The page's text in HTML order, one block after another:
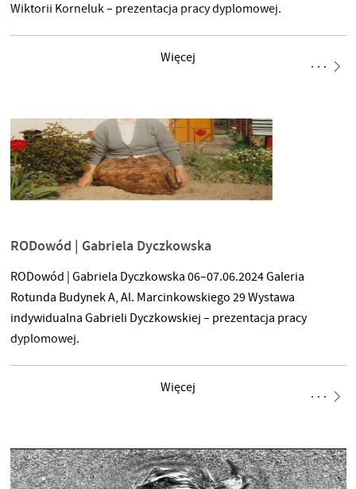
Wiktorii Korneluk – prezentacja pracy dyplomowej.
Więcej
RODowód | Gabriela Dyczkowska
RODowód | Gabriela Dyczkowska 06–07.06.2024 Galeria
Rotunda Budynek A, Al. Marcinkowskiego 29 Wystawa
indywidualna Gabrieli Dyczkowskiej – prezentacja pracy
dyplomowej.
Więcej